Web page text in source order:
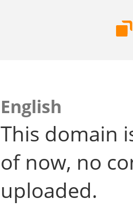
English
This domain
of now, no
uploaded.